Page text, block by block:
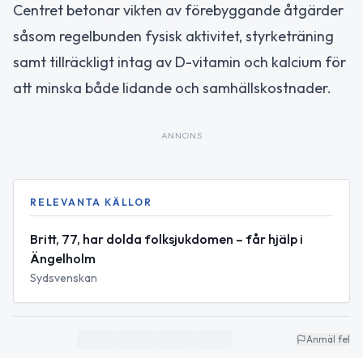
Centret betonar vikten av förebyggande åtgärder
såsom regelbunden fysisk aktivitet, styrketräning
samt tillräckligt intag av D-vitamin och kalcium för
att minska både lidande och samhällskostnader.
ANNONS
RELEVANTA KÄLLOR
Britt, 77, har dolda folksjukdomen – får hjälp i
Ängelholm
Sydsvenskan
Anmäl fel